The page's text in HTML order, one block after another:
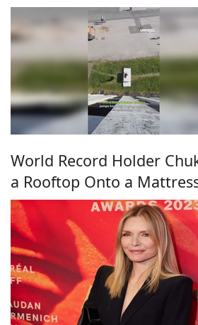
World Record Holder
a Rooftop Onto a